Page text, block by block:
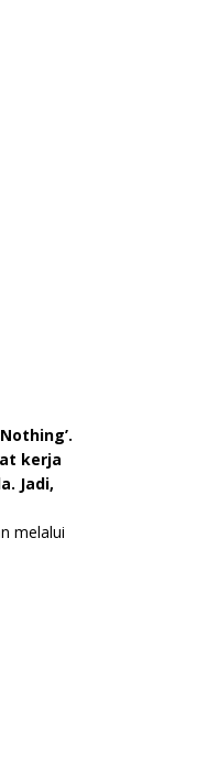
kerja
Jadi,
melalui